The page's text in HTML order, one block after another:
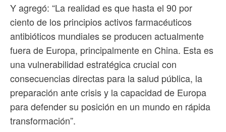
Y agregó: “La realidad es que hasta el 90 por
ciento de los principios activos farmacéuticos
antibióticos mundiales se producen actualmente
fuera de Europa, principalmente en China. Esta es
una vulnerabilidad estratégica crucial con
consecuencias directas para la salud pública, la
preparación ante crisis y la capacidad de Europa
para defender su posición en un mundo en rápida
transformación”.